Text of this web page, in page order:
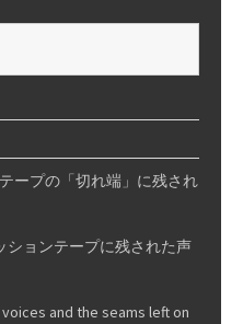
ープの「切れ端」に残され
ションテープに残された声
and the seams left on